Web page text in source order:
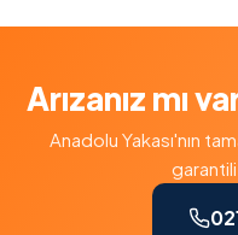
Arızanız mı
Anadolu Yakası'nın